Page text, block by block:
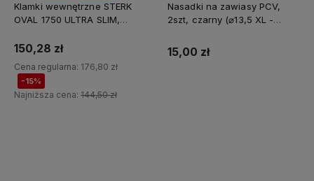
Klamki wewnętrzne STERK
OVAL 1750 ULTRA SLIM,
150,28 zł
Cena regularna: 176,80 zł
-15%
Najniższa cena: 144,50 zł
Nasadki na zawiasy PCV,
2szt, czarny (⌀13,5 XL -
15,00 zł